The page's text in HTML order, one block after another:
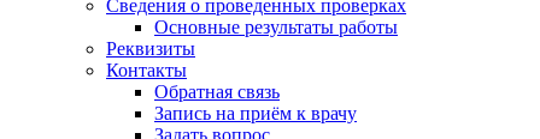
Сведения о проведенных проверках
Основные результаты работы
Реквизиты
Контакты
Обратная связь
Запись на приём к врачу
Задать вопрос